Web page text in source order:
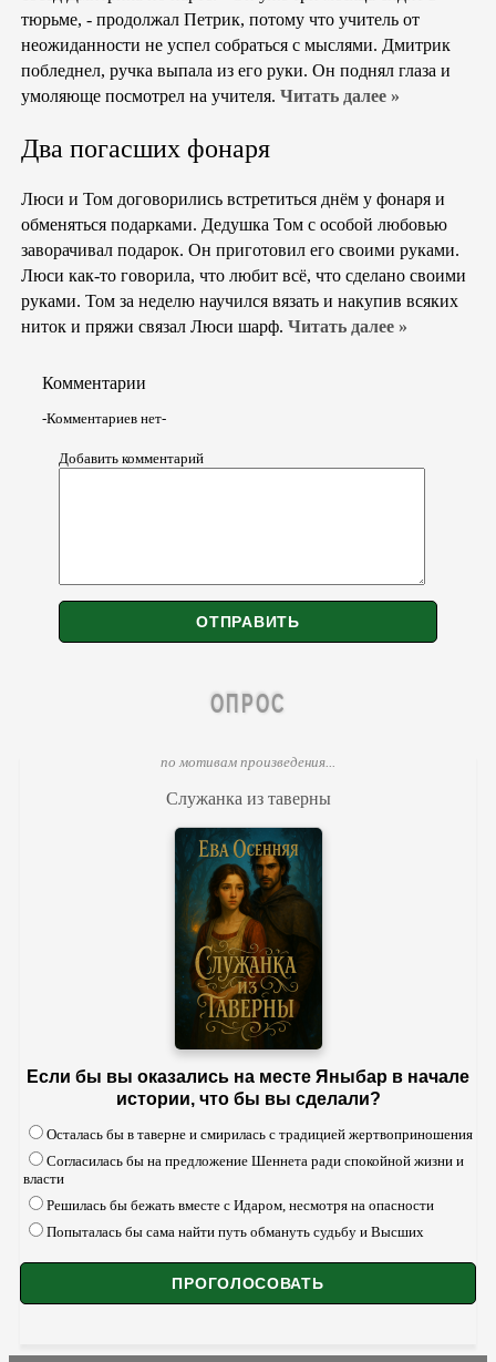
тюрьме, - продолжал Петрик, потому что учитель от
неожиданности не успел собраться с мыслями. Дмитрик
побледнел, ручка выпала из его руки. Он поднял глаза и
умоляюще посмотрел на учителя. Читать далее »
Два погасших фонаря
Люси и Том договорились встретиться днём у фонаря и
обменяться подарками. Дедушка Том с особой любовью
заворачивал подарок. Он приготовил его своими руками.
Люси как-то говорила, что любит всё, что сделано своими
руками. Том за неделю научился вязать и накупив всяких
ниток и пряжи связал Люси шарф. Читать далее »
Комментарии
-Комментариев нет-
Добавить комментарий
ОПРОС
по мотивам произведения...
Служанка из таверны
Если бы вы оказались на месте Яныбар в начале
истории, что бы вы сделали?
Осталась бы в таверне и смирилась с традицией жертвоприношения
Согласилась бы на предложение Шеннета ради спокойной жизни и
власти
Решилась бы бежать вместе с Идаром, несмотря на опасности
Попыталась бы сама найти путь обмануть судьбу и Высших